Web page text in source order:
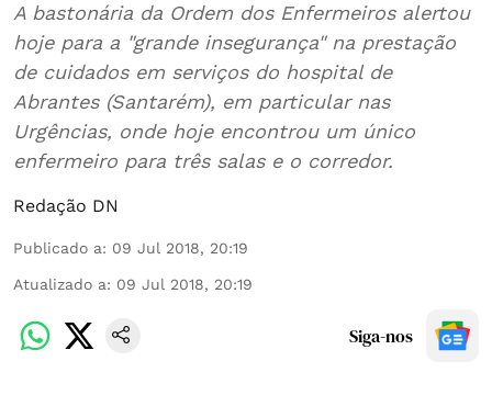
A bastonária da Ordem dos Enfermeiros alertou
hoje para a "grande insegurança" na prestação
de cuidados em serviços do hospital de
Abrantes (Santarém), em particular nas
Urgências, onde hoje encontrou um único
enfermeiro para três salas e o corredor.
Redação DN
Publicado a: 09 Jul 2018, 20:19
Atualizado a: 09 Jul 2018, 20:19
Siga-nos